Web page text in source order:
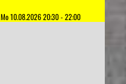
Mo 10.08.2026 20:30 - 22:00